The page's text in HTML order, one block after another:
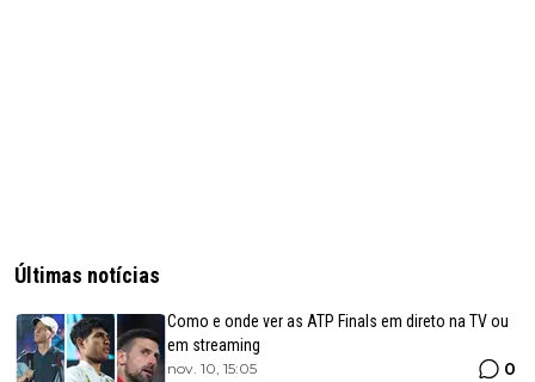
Últimas notícias
Como e onde ver as ATP Finals em direto na TV ou
em streaming
nov. 10, 15:05 0